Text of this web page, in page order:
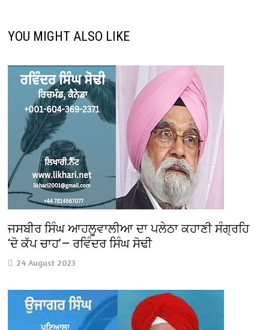
YOU MIGHT ALSO LIKE
ਜਸਬੀਰ ਸਿੰਘ ਆਹਲੂਵਾਲੀਆ ਦਾ ਪਲੇਠਾ ਕਹਾਣੀ ਸੰਗ੍ਰਹਿ
‘ਦੋ ਕੱਪ ਚਾਹ’— ਰਵਿੰਦਰ ਸਿੰਘ ਸੋਢੀ
24 August 2023